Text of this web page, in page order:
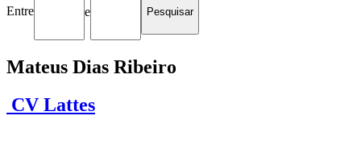
Entre e
Mateus Dias Ribeiro
CV Lattes